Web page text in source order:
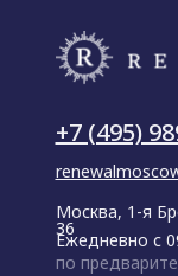
+7 (495)
Москва, 1-я
36
Ежедневно с
по